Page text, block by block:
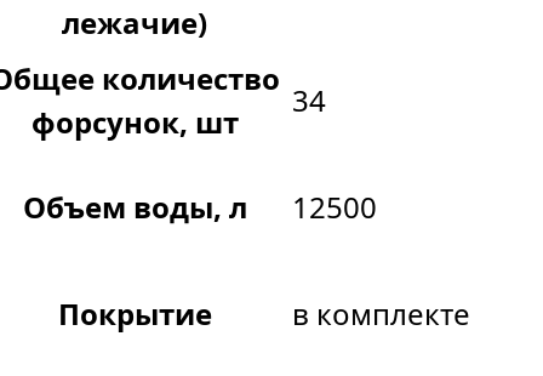
лежачие)
количество
форсунок, шт
34
Объем воды, л 12500
Покрытие в комплекте